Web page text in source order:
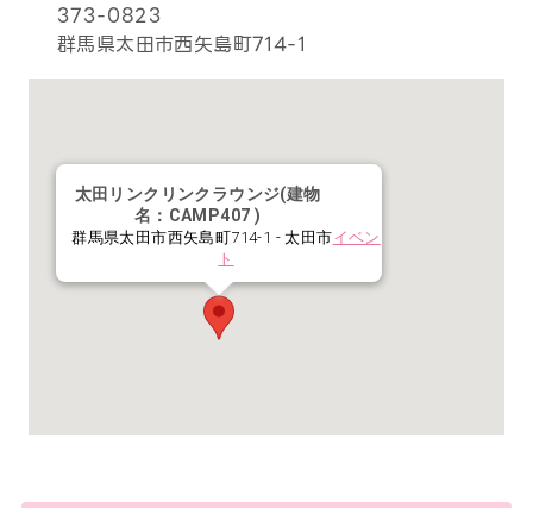
373-0823
群馬県太田市西矢島町714-1
太田リンクリンクラウンジ(建物
名：CAMP407 )
群馬県太田市西矢島町714-1 - 太田市イベン
ト